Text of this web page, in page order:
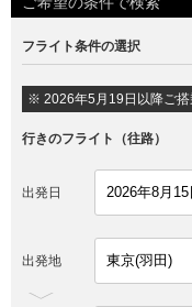
フライト条件の選択
※ 2026年5月19日以降ご搭
行きのフライト（往路）
出発日
出発地